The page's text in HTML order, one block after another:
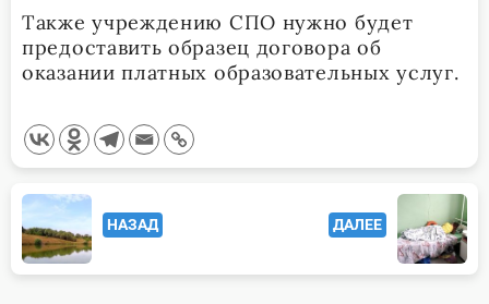
Также учреждению СПО нужно будет
предоставить образец договора об
оказании платных образовательных услуг.
<span
class="nav-
subtitle
НАЗАД ДАЛЕЕ